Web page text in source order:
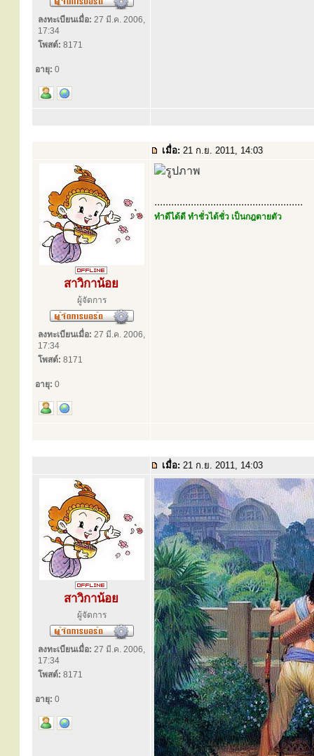
ลงทะเบียนเมื่อ: 27 มี.ค. 2006,
17:34
โพสต์: 8171
อายุ: 0
เมื่อ: 21 ก.ย. 2011, 14:03
สาวิกาน้อย
ผู้จัดการ
ลงทะเบียนเมื่อ: 27 มี.ค. 2006,
17:34
โพสต์: 8171
อายุ: 0
.....................................................
ทำดีได้ดี ทำชั่วได้ชั่ว เป็นกฎตายตัว
เมื่อ: 21 ก.ย. 2011, 14:03
สาวิกาน้อย
ผู้จัดการ
ลงทะเบียนเมื่อ: 27 มี.ค. 2006,
17:34
โพสต์: 8171
อายุ: 0